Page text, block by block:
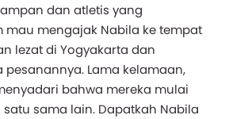
dan atletis yang
mau mengajak Nabila ke tempat
lezat di Yogyakarta dan
Lama kelamaan,
bahwa mereka mulai
sama lain. Dapatkah Nabila